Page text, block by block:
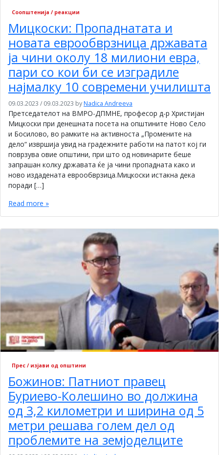
Соопштенија / реакции
Мицкоски: Пропаднатата и
новата еврообврзница државата
ја чини околу 18 милиони евра,
пари со кои би се изградиле
најмалку 10 современи училишта
09.03.2023 / 09.03.2023 byNadica Andreeva
Претседателот на ВМРО-ДПМНЕ, професор д-р Христијан
Мицкоски при денешната посета на општините Ново Село
и Босилово, во рамките на активноста „Промените на
дело“ извршија увид на градежните работи на патот кој ги
поврзува овие општини, при што од новинарите беше
запрашан колку државата ќе ја чини пропадната како и
ново издадената еврообврзица.Мицкоски истакна дека
поради […]
Read more »
Прес / изјави од општини
Божинов: Патниот правец
Буриево-Колешино во должина
од 3,2 километри и ширина од 5
метри решава голем дел од
проблемите на земјоделците